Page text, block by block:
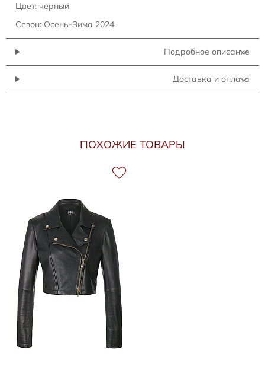
Цвет: черный
Сезон: Осень-Зима 2024
Подробное описание
Доставка и оплата
ПОХОЖИЕ ТОВАРЫ